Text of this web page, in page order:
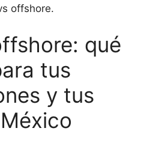
offshore.
qué
tus
y tus